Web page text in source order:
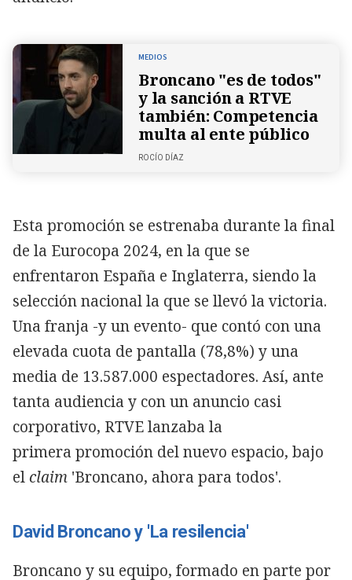
MEDIOS
Broncano "es de todos"
y la sanción a RTVE
también: Competencia
multa al ente público
ROCÍO DÍAZ
Esta promoción se estrenaba durante la final
de la Eurocopa 2024, en la que se
enfrentaron España e Inglaterra, siendo la
selección nacional la que se llevó la victoria.
Una franja -y un evento- que contó con una
elevada cuota de pantalla (78,8%) y una
media de 13.587.000 espectadores. Así, ante
tanta audiencia y con un anuncio casi
corporativo, RTVE lanzaba la
primera promoción del nuevo espacio, bajo
elclaim 'Broncano, ahora para todos'.
David Broncano y 'La resilencia'
Broncano y su equipo, formado en parte por